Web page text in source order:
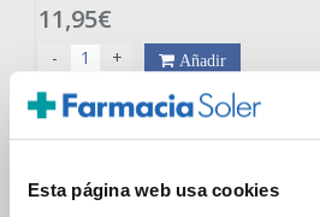
Esta página web usa cookies
11,95€
- + Añadir